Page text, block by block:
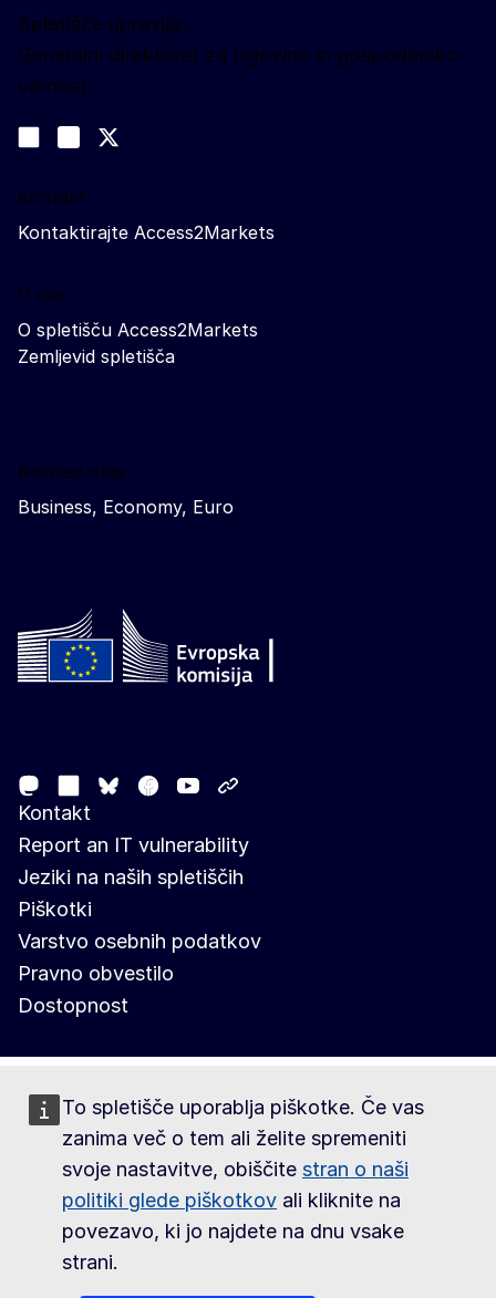
To spletišče uporablja piškotke. Če vas
zanima več o tem ali želite spremeniti
svoje nastavitve, obiščite stran o naši
politiki glede piškotkov ali kliknite na
povezavo, ki jo najdete na dnu vsake
strani.
Spletišče upravlja:
Generalni direktorat za trgovino in gospodarsko
varnost
Join us on LinkedIn
Trade-Off podcast
Kontakt
Kontaktirajte Access2Markets
O nas
O spletišču Access2Markets
Zemljevid spletišča
Related sites
Business, Economy, Euro
MastodonLinkedIn
Bluesky
Facebook
Youtube
Kontakt
Report an IT vulnerability
Jeziki na naših spletiščih
Piškotki
Varstvo osebnih podatkov
Pravno obvestilo
Dostopnost